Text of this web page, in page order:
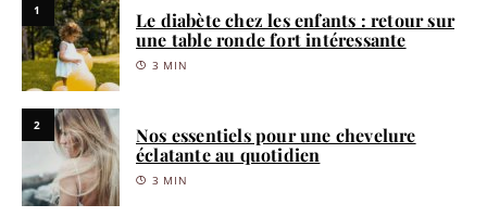
1
Le diabète chez les enfants : retour sur
une table ronde fort intéressante
3 MIN
2
Nos essentiels pour une chevelure
éclatante au quotidien
3 MIN